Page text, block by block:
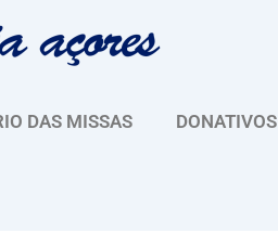
DAS MISSAS DONATIVOS